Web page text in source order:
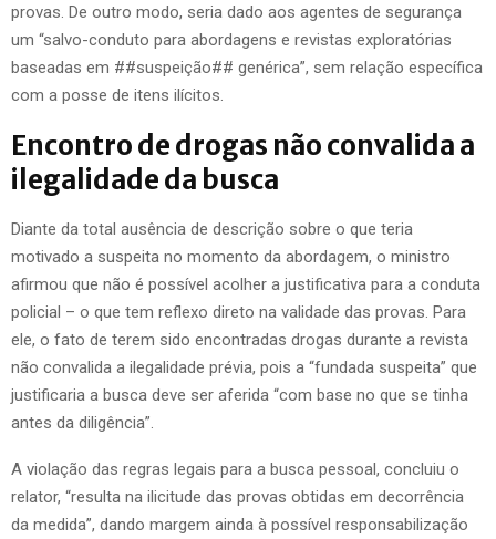
provas. De outro modo, seria dado aos agentes de segurança
um “salvo-conduto para abordagens e revistas exploratórias
baseadas em ##suspeição## genérica”, sem relação específica
com a posse de itens ilícitos.
Encontro de drogas não convalida a
ilegalidade da busca
Diante da total ausência de descrição sobre o que teria
motivado a suspeita no momento da abordagem, o ministro
afirmou que não é possível acolher a justificativa para a conduta
policial – o que tem reflexo direto na validade das provas. Para
ele, o fato de terem sido encontradas drogas durante a revista
não convalida a ilegalidade prévia, pois a “fundada suspeita” que
justificaria a busca deve ser aferida “com base no que se tinha
antes da diligência”.
A violação das regras legais para a busca pessoal, concluiu o
relator, “resulta na ilicitude das provas obtidas em decorrência
da medida”, dando margem ainda à possível responsabilização